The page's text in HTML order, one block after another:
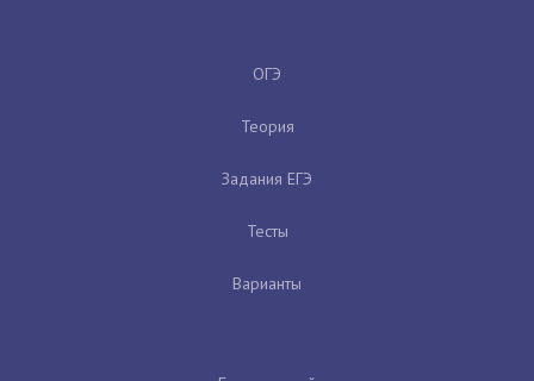
ОГЭ
Теория
Задания ЕГЭ
Тесты
Варианты